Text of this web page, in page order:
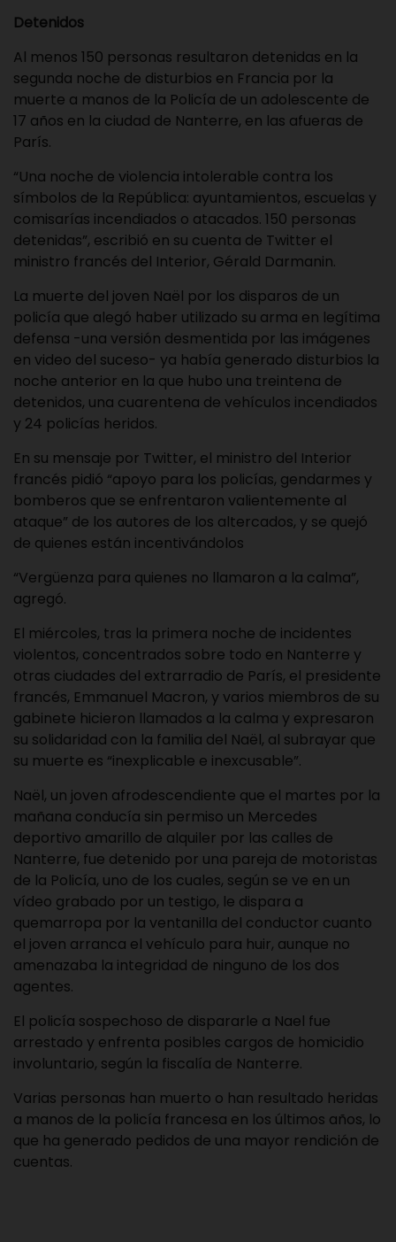
Detenidos
Al menos 150 personas resultaron detenidas en la
segunda noche de disturbios en Francia por la
muerte a manos de la Policía de un adolescente de
17 años en la ciudad de Nanterre, en las afueras de
París.
“Una noche de violencia intolerable contra los
símbolos de la República: ayuntamientos, escuelas y
comisarías incendiados o atacados. 150 personas
detenidas”, escribió en su cuenta de Twitter el
ministro francés del Interior, Gérald Darmanin.
La muerte del joven Naël por los disparos de un
policía que alegó haber utilizado su arma en legítima
defensa -una versión desmentida por las imágenes
en video del suceso- ya había generado disturbios la
noche anterior en la que hubo una treintena de
detenidos, una cuarentena de vehículos incendiados
y 24 policías heridos.
En su mensaje por Twitter, el ministro del Interior
francés pidió “apoyo para los policías, gendarmes y
bomberos que se enfrentaron valientemente al
ataque” de los autores de los altercados, y se quejó
de quienes están incentivándolos
“Vergüenza para quienes no llamaron a la calma”,
agregó.
El miércoles, tras la primera noche de incidentes
violentos, concentrados sobre todo en Nanterre y
otras ciudades del extrarradio de París, el presidente
francés, Emmanuel Macron, y varios miembros de su
gabinete hicieron llamados a la calma y expresaron
su solidaridad con la familia del Naël, al subrayar que
su muerte es “inexplicable e inexcusable”.
Naël, un joven afrodescendiente que el martes por la
mañana conducía sin permiso un Mercedes
deportivo amarillo de alquiler por las calles de
Nanterre, fue detenido por una pareja de motoristas
de la Policía, uno de los cuales, según se ve en un
vídeo grabado por un testigo, le dispara a
quemarropa por la ventanilla del conductor cuanto
el joven arranca el vehículo para huir, aunque no
amenazaba la integridad de ninguno de los dos
agentes.
El policía sospechoso de dispararle a Nael fue
arrestado y enfrenta posibles cargos de homicidio
involuntario, según la fiscalía de Nanterre.
Varias personas han muerto o han resultado heridas
a manos de la policía francesa en los últimos años, lo
que ha generado pedidos de una mayor rendición de
cuentas.